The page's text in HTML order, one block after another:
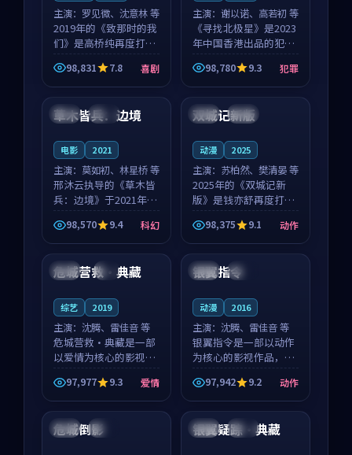
主演： 罗见微、沈意林 等
2019年的《致那时的我
们》是高桥纯再度打磨
的喜剧佳作。中国大陆
的取景与都市寓言的氛
围相互成就，罗见微与
沈意林的对手戏自然克
制，让整部影片在悬
98,831 7.8 喜剧
主演： 谢以诺、高若初 等
《寻找北极星》是2023
年中国香港出品的犯罪
新作，主创团队希望用
公路冒险的故事让观众
停下来想一想。谢以诺
领衔，高若初担任重要
角色，戚南柯的叙事
98,780 9.3 犯罪
泰国 独播
草木皆兵：边境
电影 2021
主演： 莫如初、林星桥 等
邢沐云执导的《草木皆
兵：边境》于2021年面
世，泰国的城市气质与
校园青春的人物心境共
同构筑了影片基调。莫
如初、林星桥用细腻的
表演撑起整部科幻电
98,570 9.4 科幻
中国 独播
双城记新版
动漫 2025
主演： 苏柏然、樊清晏 等
2025年的《双城记新
版》是钱亦舒再度打磨
的动作佳作。中国大陆
的取景与沙漠探险的氛
围相互成就，苏柏然与
樊清晏的对手戏自然克
制，让整部影片在悬念
98,375 9.1 动作
法国 4K
危城营救·典藏
综艺 2019
主演： 沈腾、雷佳音 等
危城营救·典藏是一部
以爱情为核心的影视作
品，围绕危机、反转与
人物成长展开，整体节
奏紧凑，值得推荐观
看。
97,977 9.3 爱情
中国 完结
银翼指令
动漫 2016
主演： 沈腾、雷佳音 等
银翼指令是一部以动作
为核心的影视作品，围
绕危机、反转与人物成
长展开，整体节奏紧
凑，值得推荐观看。
97,942 9.2 动作
英国 完结
危城倒影 韩国 热播
银翼疑踪·典藏